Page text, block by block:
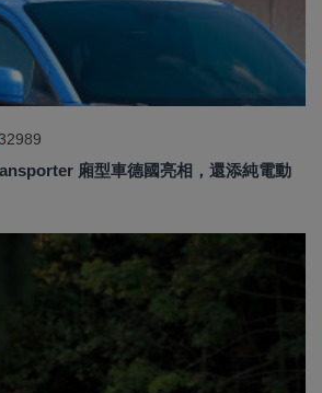
32989
廂型車德國亮相，還添純電動